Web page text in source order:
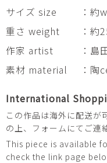
サイズ size
：
重さ weight
：約
作家 artist
：島
素材 material
：陶
International
この作品は海外に配送が
の上、フォームにてご連
This piece is available
check the link page